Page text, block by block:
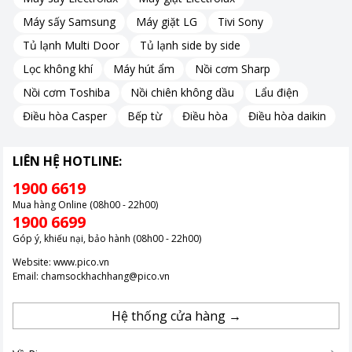
sử dụng, so với nhiều dòng nồi lẩu điện khác trên thị trường.
Máy sấy Samsung
Máy giặt LG
Tivi Sony
Tủ lạnh Multi Door
Tủ lạnh side by side
Lọc không khí
Máy hút ẩm
Nồi cơm Sharp
Nồi cơm Toshiba
Nồi chiên không dầu
Lẩu điện
Điều hòa Casper
Bếp từ Điều hòa Điều hòa daikin
LIÊN HỆ HOTLINE:
1900 6619
Mua hàng Online (08h00 - 22h00)
1900 6699
Góp ý, khiếu nại, bảo hành (08h00 - 22h00)
Website: www.pico.vn
Email: chamsockhachhang@pico.vn
Hệ thống cửa hàng →